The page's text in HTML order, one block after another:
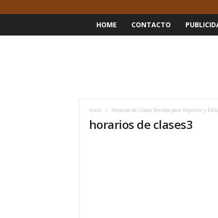
HOME CONTACTO
Inicio Horarios de Clases Bonitos para Imprimir y
horarios de clases3